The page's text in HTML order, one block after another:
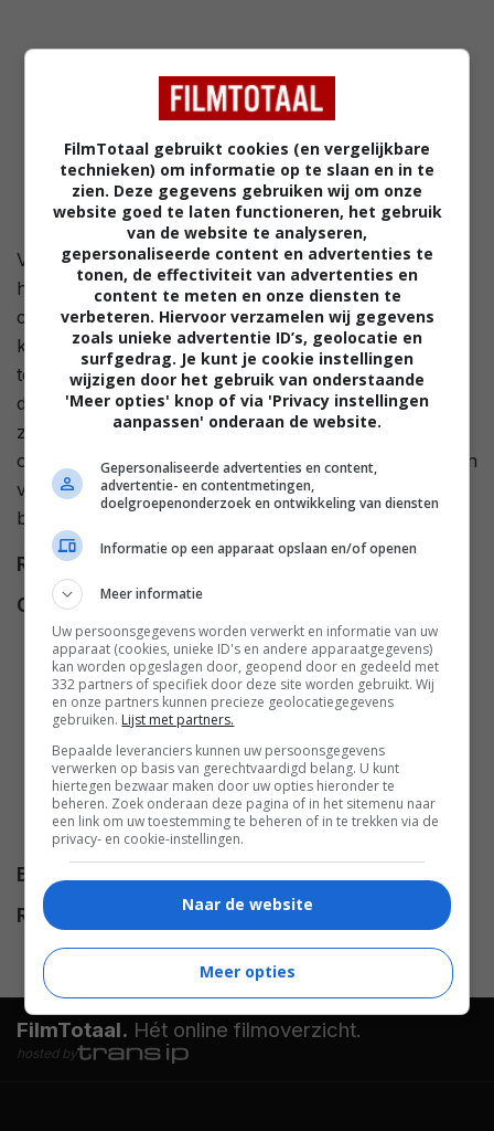
Vijf hardcore internet gamers worden uitgenodigd om
het exclusieve en gevaarlijke Hellworld te spelen. Hun
computers en hun kennis moeten 100% zijn om een
kans op de overwinning te maken. Ze gaan een nacht
tegemoet die zo ongelooflijk angstig zal zijn, dat ze
denken dat het hen allemaal echt overkomt... Hebben
ze dan echt geen rekening gehouden met de
onmetelijke krachten van Pinhead? Ze moeten vechten
voor hun leven, terwijl ze vastgenageld achter hun
beeldscherm zitten...
Regie
Cast
Doug Bradley
Henry Cavill,Christopher Jacot,
Katheryn Winnick,Khary
Payton,Victor McGuire,
Catalina Alexandru
Urian,Anna Tolputt,Magdalena
Tun,Gavril Patrv,Desiree
Malonga ,Carl V. Dupré,Costi
Mirica.
Budget
$ 5.000.000
Release
06.09.2005
FilmTotaal. Hét online filmoverzicht.
hosted by
FilmTotaal gebruikt cookies (en vergelijkbare
technieken) om informatie op te slaan en in te
zien. Deze gegevens gebruiken wij om onze
website goed te laten functioneren, het gebruik
van de website te analyseren,
gepersonaliseerde content en advertenties te
tonen, de effectiviteit van advertenties en
content te meten en onze diensten te
verbeteren. Hiervoor verzamelen wij gegevens
zoals unieke advertentie ID’s, geolocatie en
surfgedrag. Je kunt je cookie instellingen
wijzigen door het gebruik van onderstaande
'Meer opties' knop of via 'Privacy instellingen
aanpassen' onderaan de website.
Gepersonaliseerde advertenties en content,
advertentie- en contentmetingen,
doelgroepenonderzoek en ontwikkeling van diensten
Informatie op een apparaat opslaan en/of openen
Meer informatie
Uw persoonsgegevens worden verwerkt en informatie van uw
apparaat (cookies, unieke ID's en andere apparaatgegevens)
kan worden opgeslagen door, geopend door en gedeeld met
332 partners of specifiek door deze site worden gebruikt. Wij
en onze partners kunnen precieze geolocatiegegevens
gebruiken. Lijst met partners.
Bepaalde leveranciers kunnen uw persoonsgegevens
verwerken op basis van gerechtvaardigd belang. U kunt
hiertegen bezwaar maken door uw opties hieronder te
beheren. Zoek onderaan deze pagina of in het sitemenu naar
een link om uw toestemming te beheren of in te trekken via de
privacy- en cookie-instellingen.
Naar de website
Meer opties